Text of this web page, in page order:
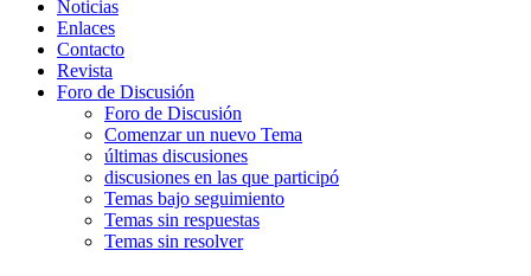
Noticias
Enlaces
Contacto
Revista
Foro de Discusión
Foro de Discusión
Comenzar un nuevo Tema
últimas discusiones
discusiones en las que participó
Temas bajo seguimiento
Temas sin respuestas
Temas sin resolver